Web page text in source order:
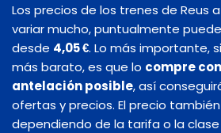
Los precios de los trenes de Reus
variar mucho, puntualmente
desde 4,05 €. Lo más importante,
más barato, es que lo compre
antelación posible, así
ofertas y precios. El precio
dependiendo de la tarifa o la